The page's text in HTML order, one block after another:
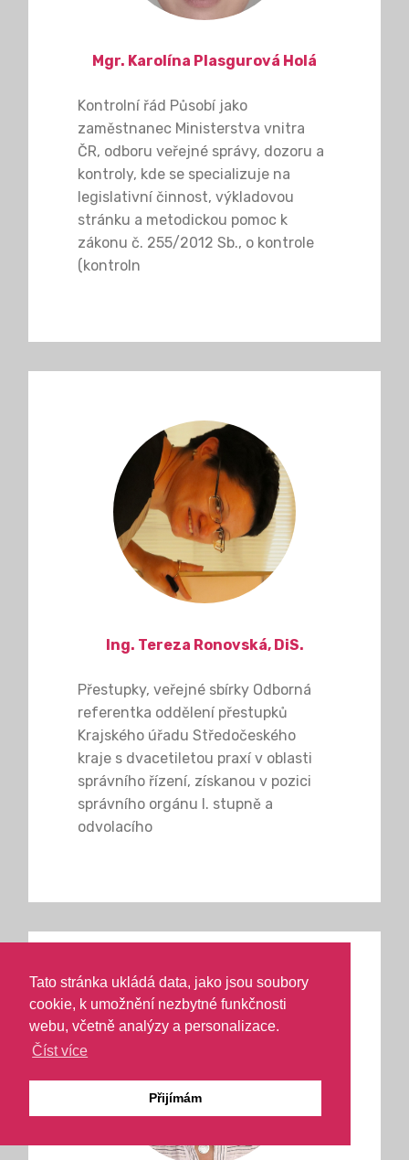
Tato stránka ukládá data, jako jsou soubory
cookie, k umožnění nezbytné funkčnosti
webu, včetně analýzy a personalizace.
Číst více
Přijímám
Mgr. Karolína Plasgurová Holá
Kontrolní řád Působí jako
zaměstnanec Ministerstva vnitra
ČR, odboru veřejné správy, dozoru a
kontroly, kde se specializuje na
legislativní činnost, výkladovou
stránku a metodickou pomoc k
zákonu č. 255/2012 Sb., o kontrole
(kontroln
Ing. Tereza Ronovská, DiS.
Přestupky, veřejné sbírky Odborná
referentka oddělení přestupků
Krajského úřadu Středočeského
kraje s dvacetiletou praxí v oblasti
správního řízení, získanou v pozici
správního orgánu I. stupně a
odvolacího
Rights Reserved